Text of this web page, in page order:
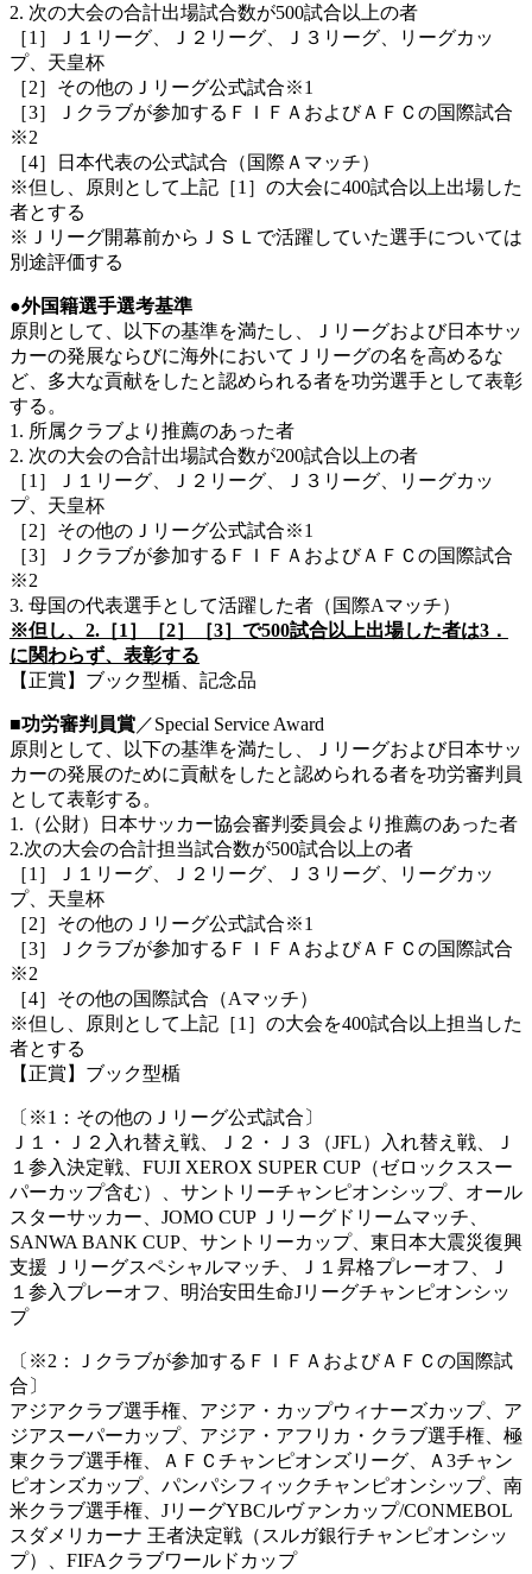
2. 次の大会の合計出場試合数が500試合以上の者
［1］Ｊ１リーグ、Ｊ２リーグ、Ｊ３リーグ、リーグカッ
プ、天皇杯
［2］その他のＪリーグ公式試合※1
［3］Ｊクラブが参加するＦＩＦＡおよびＡＦＣの国際試合
※2
［4］日本代表の公式試合（国際Ａマッチ）
※但し、原則として上記［1］の大会に400試合以上出場した
者とする
※Ｊリーグ開幕前からＪＳＬで活躍していた選手については
別途評価する
●外国籍選手選考基準
原則として、以下の基準を満たし、Ｊリーグおよび日本サッ
カーの発展ならびに海外においてＪリーグの名を高めるな
ど、多大な貢献をしたと認められる者を功労選手として表彰
する。
1. 所属クラブより推薦のあった者
2. 次の大会の合計出場試合数が200試合以上の者
［1］Ｊ１リーグ、Ｊ２リーグ、Ｊ３リーグ、リーグカッ
プ、天皇杯
［2］その他のＪリーグ公式試合※1
［3］Ｊクラブが参加するＦＩＦＡおよびＡＦＣの国際試合
※2
3. 母国の代表選手として活躍した者（国際Aマッチ）
※但し、2.［1］［2］［3］で500試合以上出場した者は3．
に関わらず、表彰する
【正賞】ブック型楯、記念品
■功労審判員賞／Special Service Award
原則として、以下の基準を満たし、Ｊリーグおよび日本サッ
カーの発展のために貢献をしたと認められる者を功労審判員
として表彰する。
1.（公財）日本サッカー協会審判委員会より推薦のあった者
2.次の大会の合計担当試合数が500試合以上の者
［1］Ｊ１リーグ、Ｊ２リーグ、Ｊ３リーグ、リーグカッ
プ、天皇杯
［2］その他のＪリーグ公式試合※1
［3］Ｊクラブが参加するＦＩＦＡおよびＡＦＣの国際試合
※2
［4］その他の国際試合（Aマッチ）
※但し、原則として上記［1］の大会を400試合以上担当した
者とする
【正賞】ブック型楯
〔※1：その他のＪリーグ公式試合〕
Ｊ１・Ｊ２入れ替え戦、Ｊ２・Ｊ３（JFL）入れ替え戦、Ｊ
１参入決定戦、FUJI XEROX SUPER CUP（ゼロックススー
パーカップ含む）、サントリーチャンピオンシップ、オール
スターサッカー、JOMO CUP Ｊリーグドリームマッチ、
SANWA BANK CUP、サントリーカップ、東日本大震災復興
支援 Ｊリーグスペシャルマッチ、Ｊ１昇格プレーオフ、Ｊ
１参入プレーオフ、明治安田生命Jリーグチャンピオンシッ
プ
〔※2：Ｊクラブが参加するＦＩＦＡおよびＡＦＣの国際試
合〕
アジアクラブ選手権、アジア・カップウィナーズカップ、ア
ジアスーパーカップ、アジア・アフリカ・クラブ選手権、極
東クラブ選手権、ＡＦＣチャンピオンズリーグ、Ａ3チャン
ピオンズカップ、パンパシフィックチャンピオンシップ、南
米クラブ選手権、JリーグYBCルヴァンカップ/CONMEBOL
スダメリカーナ 王者決定戦（スルガ銀行チャンピオンシッ
プ）、FIFAクラブワールドカップ